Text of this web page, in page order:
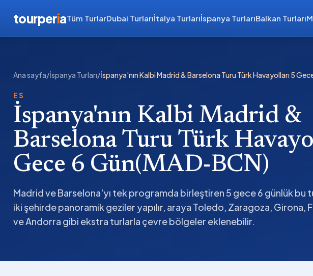
tourperiaTüm TurlarDubai Turlarıİtalya Turlarıİspanya TurlarıBalkan Turları
Ana sayfa/İspanya Turları/İspanya'nın Kalbi Madrid & Barselona Turu Türk Havayolları 5
ES
İspanya'nın Kalbi Madrid &
Barselona Turu Türk
Gece 6 Gün(MAD-BCN)
Madrid ve Barselona'yı tek programda birleştiren 5 gece 6 günlük bu
iki şehirde panoramik geziler yapılır, araya Toledo, Zaragoza, Girona,
ve Andorra gibi ekstra turlarla çevre bölgeler eklenebilir.